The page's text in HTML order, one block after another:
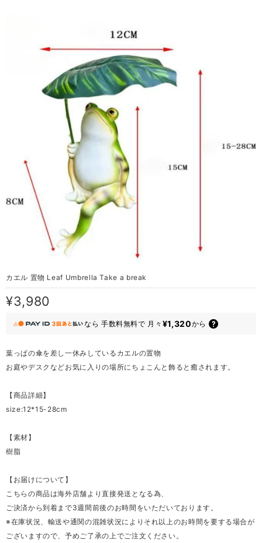
カエル 置物 Leaf Umbrella Take a break
¥3,980
なら 手数料無料で 月々 ¥1,320から
葉っぱの傘を差し一休みしているカエルの置物
お庭やデスクなどお気に入りの場所にちょこんと飾ると癒されます。
【商品詳細】
size:12*15-28cm
【素材】
樹脂
【お届けについて】
こちらの商品は海外店舗より直接発送となる為、
ご決済から到着まで3週間前後のお時間をいただいております。
※在庫状況、輸送や通関の混雑状況によりそれ以上のお時間を要する場合が
ございますので、予めご了承の上でご注文ください。